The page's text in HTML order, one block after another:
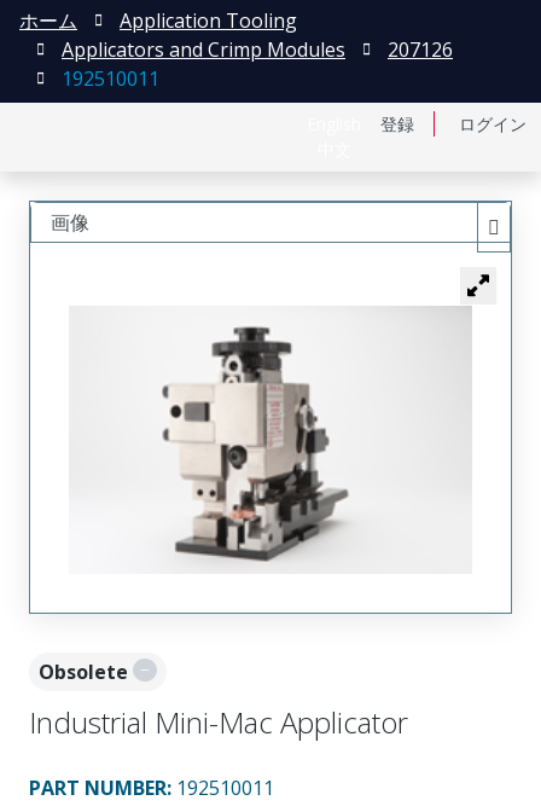
登録 ログイン
ホーム
Application Tooling
Applicators and Crimp Modules
207126
192510011
Obsolete
Industrial Mini-Mac Applicator
PART NUMBER: 192510011
画像